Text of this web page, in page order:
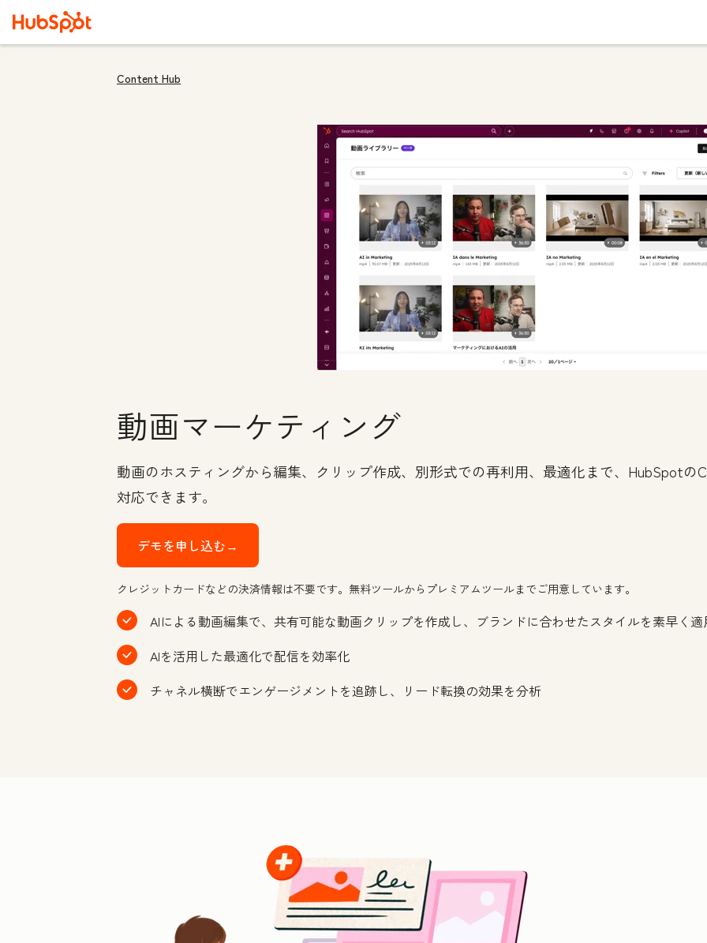
Content Hub
動画マーケティング
動画のホスティングから編集、クリップ作成、別形式での再利用、最適化まで、HubSpotの
対応できます。
デモを申し込む→
クレジットカードなどの決済情報は不要です。無料ツールからプレミアムツールまでご用意しています。
AIによる動画編集で、共有可能な動画クリップを作成し、ブランドに合わせたスタイルを素早く適
AIを活用した最適化で配信を効率化
チャネル横断でエンゲージメントを追跡し、リード転換の効果を分析